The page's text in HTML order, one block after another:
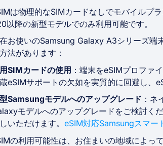
は物理的なSIMカードなしでモバイルプ
以降の新型モデルでのみ利用可能です。
お使いのSamsung Galaxy A3シリーズ端
法があります：
SIMカードの使用 ：端末をeSIMプロファ
eSIMサポートの欠如を実質的に回避し、
Samsungモデルへのアップグレード ：
モデルへのアップグレードをご検討く
いただけます。eSIM対応Samsungスマー
の利用可能性は、お住まいの地域によっ